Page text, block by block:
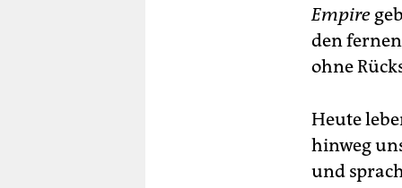
Empire
den
ohne
Heute
hinweg
und